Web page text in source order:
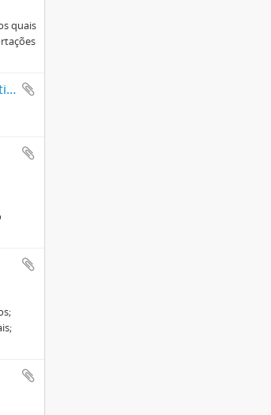
quais
Anotações pessoais de Getúlio Vargas sobre a situação social, econômica e política do Brasil